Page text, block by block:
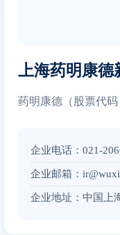
上海药明康德
药明康德（股票代
企业电话：021-
企业邮箱：
企业地址：中国上